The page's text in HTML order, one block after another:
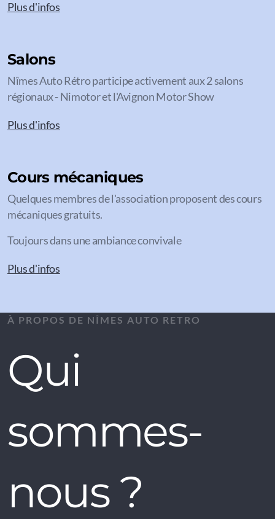
Plus d'infos
Salons
Nîmes Auto Rétro participe activement aux 2 salons
régionaux - Nimotor et l'Avignon Motor Show
Plus d'infos
Cours mécaniques
Quelques membres de l'association proposent des cours
mécaniques gratuits.
Toujours dans une ambiance convivale
Plus d'infos
À PROPOS DE NÎMES AUTO RETRO
Qui
sommes-
nous ?